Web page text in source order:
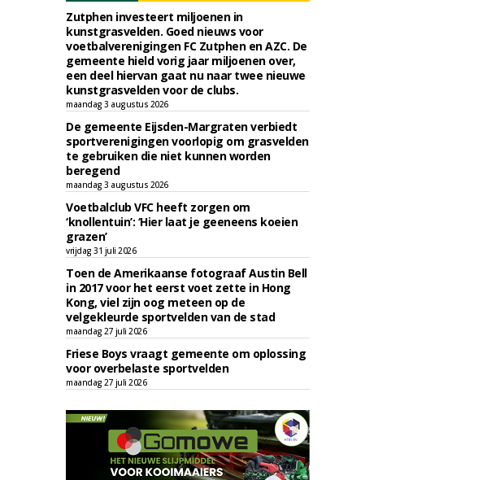
Zutphen investeert miljoenen in
kunstgrasvelden. Goed nieuws voor
voetbalverenigingen FC Zutphen en AZC. De
gemeente hield vorig jaar miljoenen over,
een deel hiervan gaat nu naar twee nieuwe
kunstgrasvelden voor de clubs.
maandag 3 augustus 2026
De gemeente Eijsden-Margraten verbiedt
sportverenigingen voorlopig om grasvelden
te gebruiken die niet kunnen worden
beregend
maandag 3 augustus 2026
Voetbalclub VFC heeft zorgen om
‘knollentuin’: ‘Hier laat je geeneens koeien
grazen’
vrijdag 31 juli 2026
Toen de Amerikaanse fotograaf Austin Bell
in 2017 voor het eerst voet zette in Hong
Kong, viel zijn oog meteen op de
velgekleurde sportvelden van de stad
maandag 27 juli 2026
Friese Boys vraagt gemeente om oplossing
voor overbelaste sportvelden
maandag 27 juli 2026